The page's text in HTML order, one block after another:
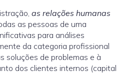
as relações humanas
as pessoas de uma
para análises
da categoria profissional
soluções de problemas e à
dos clientes internos (capital